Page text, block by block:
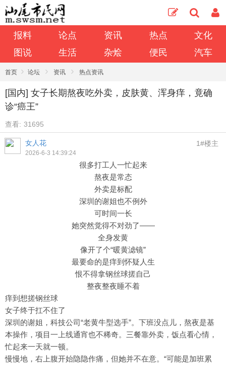
报料 论点 资讯 热点
文化
图说
生活 杂烩 便民 汽车
首页 › 论坛 › 资讯 › 热点资讯
[国内] 女子长期熬夜吃外卖，皮肤黄、浑身痒，竟确
诊“癌王”
查看: 31695
女人花
2026-6-3 14:39:24
1#楼主
很多打工人一忙起来
熬夜是常态
外卖是标配
深圳的谢姐也不例外
可时间一长
她突然觉得不对劲了——
全身发黄
像开了个“暖黄滤镜”
最要命的是痒到怀疑人生
恨不得拿钢丝球搓自己
整夜整夜睡不着
痒到想搓钢丝球
女子终于扛不住了
深圳的谢姐，科技公司“老黄牛型选手”。下班没点儿，熬夜是基
本操作，项目一上线通宵也不稀奇。三餐靠外卖，饭点看心情，
忙起来一天就一顿。
慢慢地，右上腹开始隐隐作痛，但她并不在意。“可能是加班累